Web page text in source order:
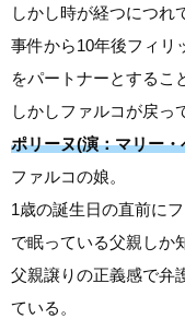
しかし時が経つにつれ
事件から10年後フィリ
をパートナーとするこ
しかしファルコが戻っ
ポリーヌ(演：マリー・
ファルコの娘。
1歳の誕生日の直前に
で眠っている父親しか
父親譲りの正義感で弁
ている。